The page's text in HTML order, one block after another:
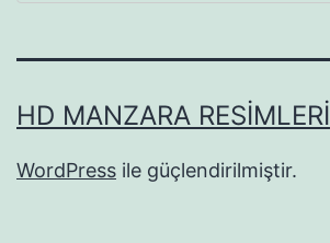
HD MANZARA RESIMLERI
WordPress ile güçlendirilmiştir.